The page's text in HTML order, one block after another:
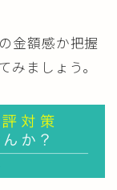
金額感か把握
みましょう。